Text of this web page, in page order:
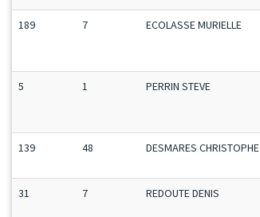
189 7 ECOLASSE MURIELLE
5 1 PERRIN STEVE
139 48 DESMARES CHRISTOPHE
31 7 REDOUTE DENIS